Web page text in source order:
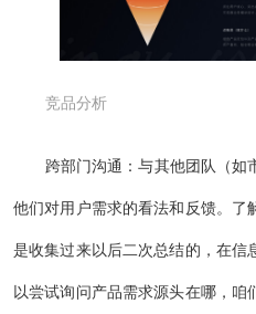
竞品分析
跨部门沟通：与其他团队（如
他们对用户需求的看法和反馈。了
是收集过来以后二次总结的，在信
以尝试询问产品需求源头在哪，咱